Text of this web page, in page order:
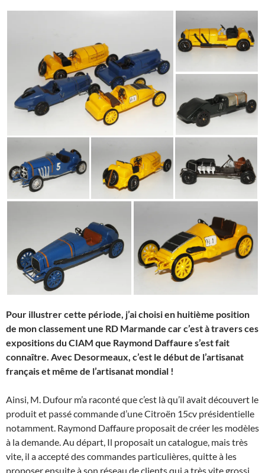
Pour illustrer cette période, j’ai choisi en huitième position
de mon classement une RD Marmande car c’est à travers ces
expositions du CIAM que Raymond Daffaure s’est fait
connaître. Avec Desormeaux, c’est le début de l’artisanat
français et même de l’artisanat mondial !
Ainsi, M. Dufour m’a raconté que c’est là qu’il avait découvert le
produit et passé commande d’une Citroën 15cv présidentielle
notamment. Raymond Daffaure proposait de créer les modèles
à la demande. Au départ, Il proposait un catalogue, mais très
vite, il a accepté des commandes particulières, quitte à les
proposer ensuite à son réseau de clients qui a très vite grossi.